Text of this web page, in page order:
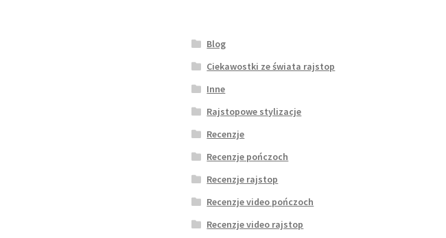
Blog
Ciekawostki ze świata rajstop
Inne
Rajstopowe stylizacje
Recenzje
Recenzje pończoch
Recenzje rajstop
Recenzje video pończoch
Recenzje video rajstop